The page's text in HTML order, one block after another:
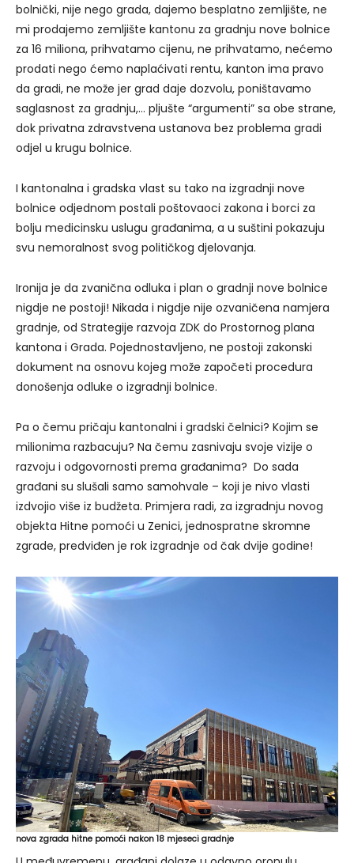
bolnički, nije nego grada, dajemo besplatno zemljište, ne
mi prodajemo zemljište kantonu za gradnju nove bolnice
za 16 miliona, prihvatamo cijenu, ne prihvatamo, nećemo
prodati nego ćemo naplaćivati rentu, kanton ima pravo
da gradi, ne može jer grad daje dozvolu, poništavamo
saglasnost za gradnju,… pljušte “argumenti” sa obe strane,
dok privatna zdravstvena ustanova bez problema gradi
odjel u krugu bolnice.
I kantonalna i gradska vlast su tako na izgradnji nove
bolnice odjednom postali poštovaoci zakona i borci za
bolju medicinsku uslugu građanima, a u suštini pokazuju
svu nemoralnost svog političkog djelovanja.
Ironija je da zvanična odluka i plan o gradnji nove bolnice
nigdje ne postoji! Nikada i nigdje nije ozvaničena namjera
gradnje, od Strategije razvoja ZDK do Prostornog plana
kantona i Grada. Pojednostavljeno, ne postoji zakonski
dokument na osnovu kojeg može započeti procedura
donošenja odluke o izgradnji bolnice.
Pa o čemu pričaju kantonalni i gradski čelnici? Kojim se
milionima razbacuju? Na čemu zasnivaju svoje vizije o
razvoju i odgovornosti prema građanima? Do sada
građani su slušali samo samohvale – koji je nivo vlasti
izdvojio više iz budžeta. Primjera radi, za izgradnju novog
objekta Hitne pomoći u Zenici, jednospratne skromne
zgrade, predviđen je rok izgradnje od čak dvije godine!
nova zgrada hitne pomoći nakon 18 mjeseci gradnje